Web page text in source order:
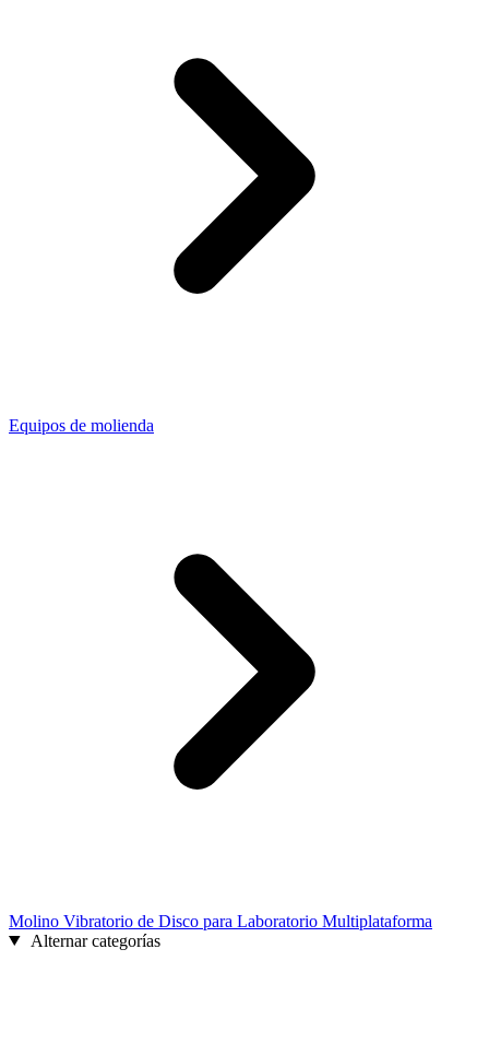
Equipos de molienda
Molino Vibratorio de Disco para Laboratorio Multiplataforma
Alternar categorías